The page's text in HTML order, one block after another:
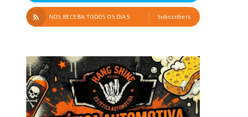
NOS RECEBA TODOS OS DIAS Subscribers